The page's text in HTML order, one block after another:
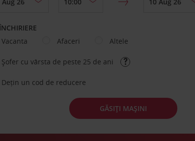
Vacanta
Afaceri Altele
Șofer cu vârsta de peste 25 de ani
Dețin un cod de reducere
GĂSIȚI MAȘINI